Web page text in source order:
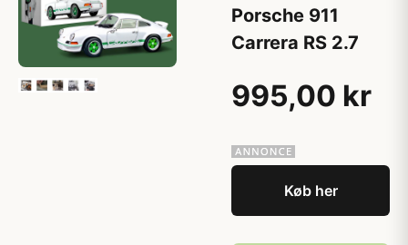
Porsche 911
Carrera RS 2.7
995,00 kr
Køb her